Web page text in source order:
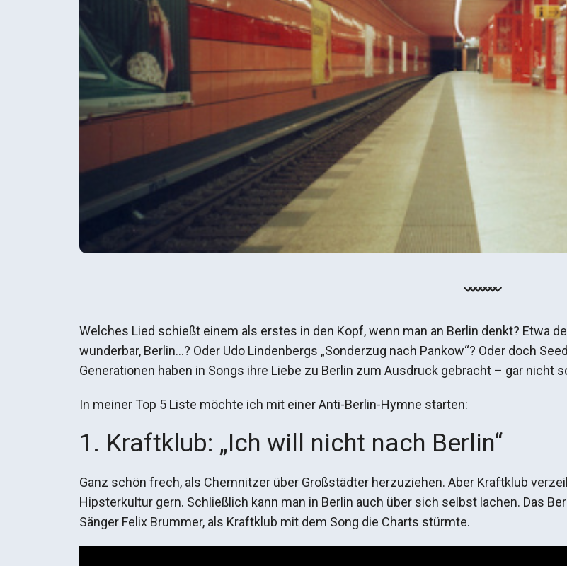
Welches Lied schießt einem als erstes in den Kopf, wenn man an Berlin denkt? Etwa
wunderbar, Berlin…? Oder Udo Lindenbergs „Sonderzug nach Pankow“? Oder doch
Generationen haben in Songs ihre Liebe zu Berlin zum Ausdruck gebracht – gar nicht
In meiner Top 5 Liste möchte ich mit einer Anti-Berlin-Hymne starten:
1. Kraftklub: „Ich will nicht nach Berlin“
Ganz schön frech, als Chemnitzer über Großstädter herzuziehen. Aber Kraftklub
Hipsterkultur gern. Schließlich kann man in Berlin auch über sich selbst lachen. Das
Sänger Felix Brummer, als Kraftklub mit dem Song die Charts stürmte.